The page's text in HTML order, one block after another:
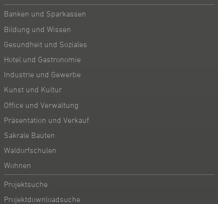
Banken und Sparkassen
Bildung und Wissen
Gesundheit und Soziales
Hotel und Gastronomie
Industrie und Gewerbe
Kunst und Kultur
Office und Verwaltung
Präsentation und Verkauf
Sakrale Bauten
Waldorfschulen
Wohnen
Projektsuche
Projektdownloadsuche